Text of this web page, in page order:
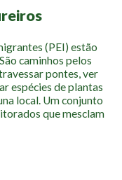
(PEI) estão
caminhos pelos
pontes, ver
espécies de plantas
local. Um conjunto
que mesclam